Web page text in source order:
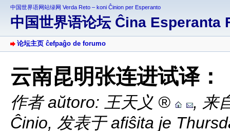
中国世界语网站绿网 Verda Reto – koni Ĉinion per Esperanto
中国世界语论坛 Ĉina Esperanta
论坛主页 ĉefpaĝo de forumo
云南昆明张连进试译：
作者 aŭtoro: 王天义 , 来
Ĉinio, 发表于 afiŝita je